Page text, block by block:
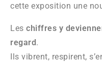
cette exposition une
Les chiffres y
regard.
Ils vibrent, respirent,